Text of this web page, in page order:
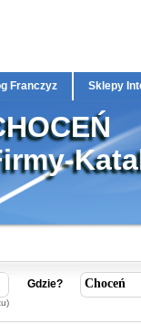
Franczyz Sklepy
Gdzie?